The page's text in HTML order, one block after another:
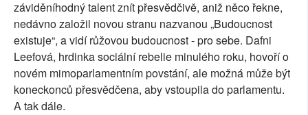
záviděníhodný talent znít přesvědčivě, aniž něco řekne,
nedávno založil novou stranu nazvanou „Budoucnost
existuje“, a vidí růžovou budoucnost - pro sebe. Dafni
Leefová, hrdinka sociální rebelie minulého roku, hovoří o
novém mimoparlamentním povstání, ale možná může být
koneckonců přesvědčena, aby vstoupila do parlamentu.
A tak dále.